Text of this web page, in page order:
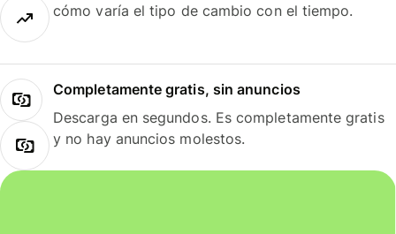
cómo varía el tipo de cambio con el tiempo.
Completamente gratis, sin anuncios
Descarga en segundos. Es completamente gratis
y no hay anuncios molestos.